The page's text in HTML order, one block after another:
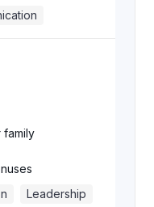
family
Leadership